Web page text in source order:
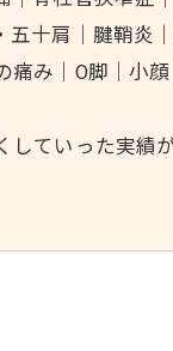
十肩｜腱鞘炎
み｜O脚｜小
ていった実績